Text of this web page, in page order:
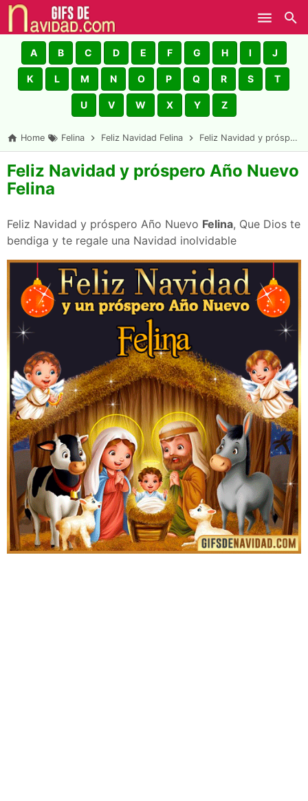
Skip to main content
A B C D E F G H I J
K L M N O P Q R S T
U V W X Y Z
Home Felina Feliz Navidad Felina Feliz Navidad y próspero Año Nuevo Felina
Feliz Navidad y próspero Año Nuevo
Felina
Feliz Navidad y próspero Año Nuevo Felina, Que Dios te
bendiga y te regale una Navidad inolvidable